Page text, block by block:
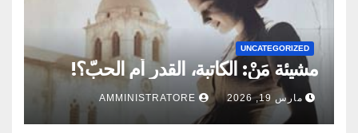
UNCATEGORIZED
مشيئة مَنْ: الكاتبة، القدر أم الحبّ؟!
مارس 19, 2026